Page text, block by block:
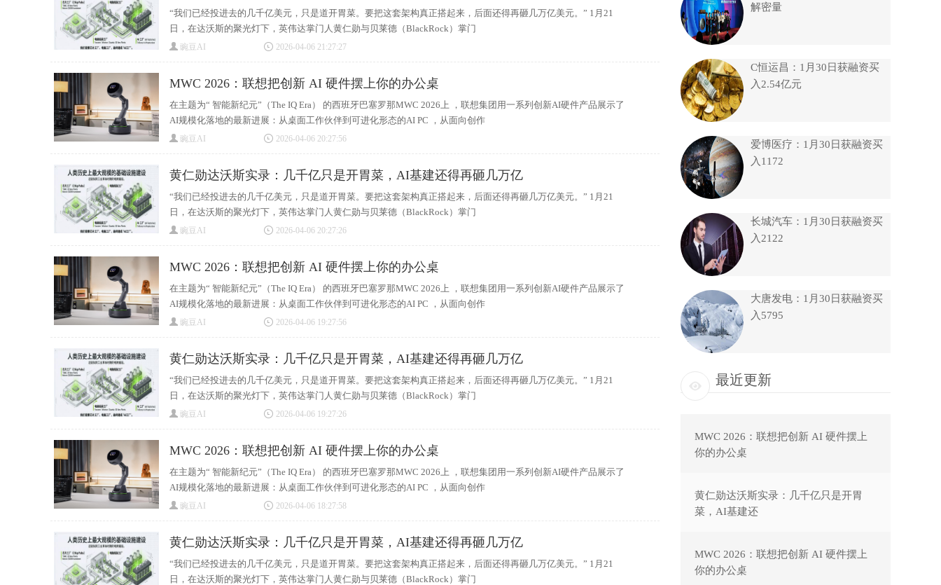
“我们已经投进去的几千亿美元，只是道开胃菜。要把这套架构真正搭起来，后面还得再砸几万亿美元。” 1月21
日，在达沃斯的聚光灯下，英伟达掌门人黄仁勋与贝莱德（BlackRock）掌门
豌豆AI 2026-04-06 21:27:27
MWC 2026：联想把创新 AI 硬件摆上你的办公桌
在主题为“ 智能新纪元”（The IQ Era） 的西班牙巴塞罗那MWC 2026上 ，联想集团用一系列创新AI硬件产品展示了
AI规模化落地的最新进展：从桌面工作伙伴到可进化形态的AI PC ，从面向创作
豌豆AI 2026-04-06 20:27:56
黄仁勋达沃斯实录：几千亿只是开胃菜，AI基建还得再砸几万亿
“我们已经投进去的几千亿美元，只是道开胃菜。要把这套架构真正搭起来，后面还得再砸几万亿美元。” 1月21
日，在达沃斯的聚光灯下，英伟达掌门人黄仁勋与贝莱德（BlackRock）掌门
豌豆AI 2026-04-06 20:27:26
MWC 2026：联想把创新 AI 硬件摆上你的办公桌
在主题为“ 智能新纪元”（The IQ Era） 的西班牙巴塞罗那MWC 2026上 ，联想集团用一系列创新AI硬件产品展示了
AI规模化落地的最新进展：从桌面工作伙伴到可进化形态的AI PC ，从面向创作
豌豆AI 2026-04-06 19:27:56
黄仁勋达沃斯实录：几千亿只是开胃菜，AI基建还得再砸几万亿
“我们已经投进去的几千亿美元，只是道开胃菜。要把这套架构真正搭起来，后面还得再砸几万亿美元。” 1月21
日，在达沃斯的聚光灯下，英伟达掌门人黄仁勋与贝莱德（BlackRock）掌门
豌豆AI 2026-04-06 19:27:26
MWC 2026：联想把创新 AI 硬件摆上你的办公桌
在主题为“ 智能新纪元”（The IQ Era） 的西班牙巴塞罗那MWC 2026上 ，联想集团用一系列创新AI硬件产品展示了
AI规模化落地的最新进展：从桌面工作伙伴到可进化形态的AI PC ，从面向创作
豌豆AI 2026-04-06 18:27:58
黄仁勋达沃斯实录：几千亿只是开胃菜，AI基建还得再砸几万亿
“我们已经投进去的几千亿美元，只是道开胃菜。要把这套架构真正搭起来，后面还得再砸几万亿美元。” 1月21
日，在达沃斯的聚光灯下，英伟达掌门人黄仁勋与贝莱德（BlackRock）掌门
解密量
C恒运昌：1月30日获融资买
入2.54亿元
爱博医疗：1月30日获融资买
入1172
长城汽车：1月30日获融资买
入2122
大唐发电：1月30日获融资买
入5795
最近更新
MWC 2026：联想把创新 AI 硬件摆上
你的办公桌
黄仁勋达沃斯实录：几千亿只是开胃
菜，AI基建还
MWC 2026：联想把创新 AI 硬件摆上
你的办公桌